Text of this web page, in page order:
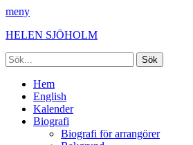
meny
HELEN SJÖHOLM
Sök
efter:
[label]
Primär
meny
Hoppa
innehåll
Hem
English
Kalender
Biografi
Biografi för arrangörer